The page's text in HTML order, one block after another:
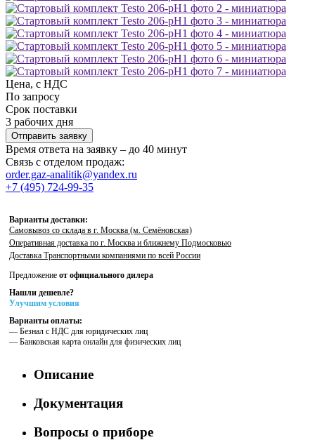
Цена, с НДС
По запросу
Срок поставки
3 рабочих дня
Отправить заявку
Время ответа на заявку – до 40 минут
Связь с отделом продаж:
order.gaz-analitik@yandex.ru
+7 (495) 724-99-35
Варианты доставки:
Самовывоз со склада в г. Москва (м. Семёновская)
Оперативная доставка по г. Москва и ближнему Подмосковью
Доставка Транспортными компаниями по всей России
Предложение от официального дилера
Нашли дешевле?
Улучшим условия
Варианты оплаты:
— Безнал с НДС для юридических лиц
— Банковская карта онлайн для физических лиц
Описание
Документация
Вопросы о приборе